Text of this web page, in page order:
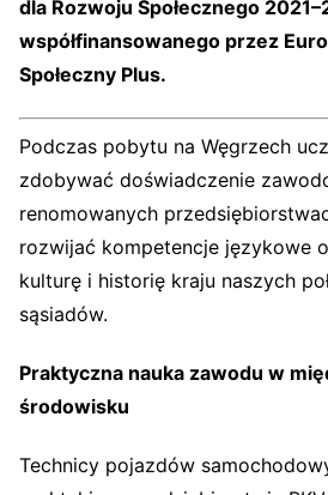
dla Rozwoju Społecznego
współfinansowanego przez
Społeczny Plus.
Podczas pobytu na Węgrzech
zdobywać doświadczenie
renomowanych
rozwijać kompetencje językowe
kulturę i historię kraju naszych
sąsiadów.
Praktyczna nauka zawodu w
środowisku
Technicy pojazdów